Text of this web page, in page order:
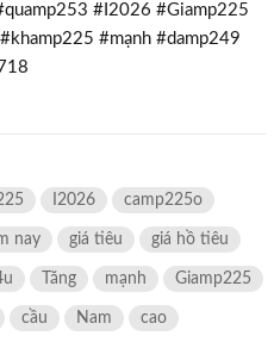
#I2026 #Giamp225
#mạnh #damp249
I2026 camp225o
nay giá tiêu giá hồ tiêu
Tăng mạnh Giamp225
cầu Nam cao